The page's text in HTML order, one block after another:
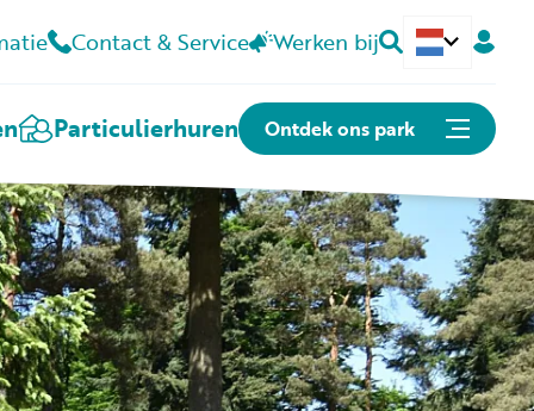
Contact & Service Werken bij Deutsch
Particulierhuren Ontdek ons park
Of snel naar:
Plattegrond
Openingstijden
Contact